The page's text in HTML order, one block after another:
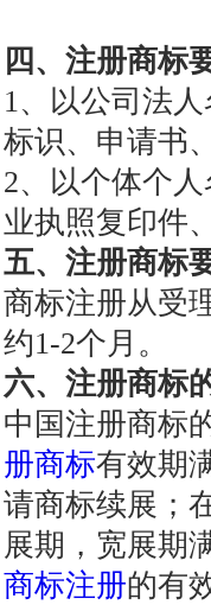
四、注册商标
1、以公司法
标识、申请书
2、以个体个
业执照复印件
五、注册商标
商标注册从受
约1-2个月。
六、注册商标
中国注册商标
册商标有效期
请商标续展；
展期，宽展期
商标注册的有